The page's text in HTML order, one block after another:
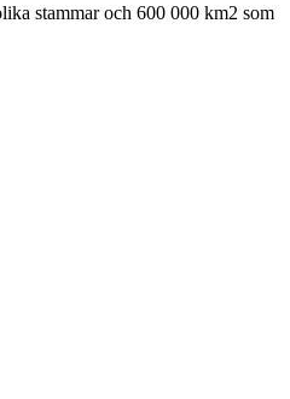
stammar och 600 000 km2 som